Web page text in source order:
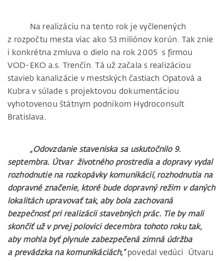
Na realizáciu na tento rok je vyčlenených
z rozpočtu mesta viac ako 53 miliónov korún. Tak znie
i konkrétna zmluva o dielo na rok 2005 s firmou
VOD-EKO a.s. Trenčín. Tá už začala s realizáciou
stavieb kanalizácie v mestských častiach Opatová a
Kubra v súlade s projektovou dokumentáciou
vyhotovenou štátnym podnikom Hydroconsult
Bratislava.
„Odovzdanie staveniska sa uskutočnilo 9.
septembra. Útvar životného prostredia a dopravy vydal
rozhodnutie na rozkopávky komunikácií, rozhodnutia na
dopravné značenie, ktoré bude dopravný režim v daných
lokalitách upravovať tak, aby bola zachovaná
bezpečnosť pri realizácii stavebných prác. Tie by mali
skončiť už v prvej polovici decembra tohoto roku tak,
aby mohla byť plynule zabezpečená zimná údržba
a prevádzka na komunikáciách,“ povedal vedúci Útvaru